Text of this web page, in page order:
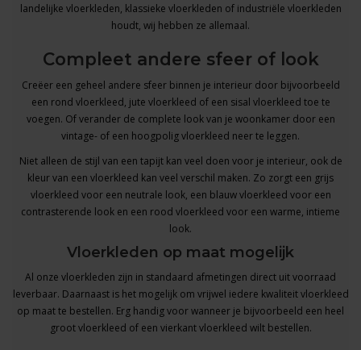
landelijke vloerkleden, klassieke vloerkleden of industriële vloerkleden
houdt, wij hebben ze allemaal.
Compleet andere sfeer of look
Creëer een geheel andere sfeer binnen je interieur door bijvoorbeeld
een rond vloerkleed, jute vloerkleed of een sisal vloerkleed toe te
voegen. Of verander de complete look van je woonkamer door een
vintage- of een hoogpolig vloerkleed neer te leggen.
Niet alleen de stijl van een tapijt kan veel doen voor je interieur, ook de
kleur van een vloerkleed kan veel verschil maken. Zo zorgt een grijs
vloerkleed voor een neutrale look, een blauw vloerkleed voor een
contrasterende look en een rood vloerkleed voor een warme, intieme
look.
Vloerkleden op maat mogelijk
Al onze vloerkleden zijn in standaard afmetingen direct uit voorraad
leverbaar. Daarnaast is het mogelijk om vrijwel iedere kwaliteit vloerkleed
op maatte bestellen. Erg handig voor wanneer je bijvoorbeeld een heel
groot vloerkleed of een vierkant vloerkleed wilt bestellen.